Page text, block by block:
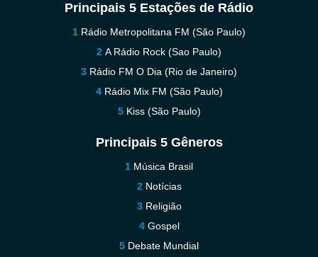
Principais 5 Estações de Rádio
Rádio Metropolitana FM (São Paulo)
A Rádio Rock (Sao Paulo)
Rádio FM O Dia (Rio de Janeiro)
Rádio Mix FM (São Paulo)
Kiss (São Paulo)
Principais 5 Gêneros
Música Brasil
Notícias
Religião
Gospel
Debate Mundial